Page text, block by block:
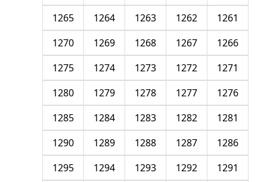
1261
1262
1263
1264
1265
1266
1267
1268
1269
1270
1271
1272
1273
1274
1275
1276
1277
1278
1279
1280
1281
1282
1283
1284
1285
1286
1287
1288
1289
1290
1291
1292
1293
1294
1295